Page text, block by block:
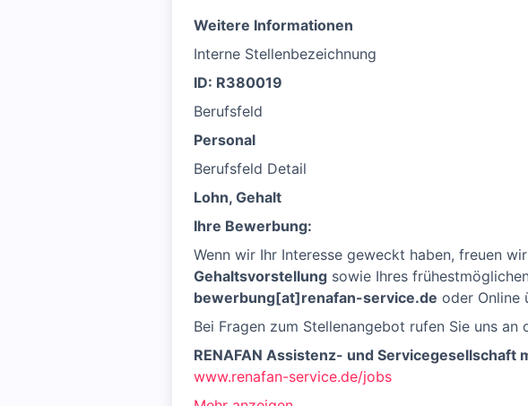
Weitere Informationen
Interne Stellenbezeichnung
ID: R380019
Berufsfeld
Personal
Berufsfeld Detail
Lohn, Gehalt
Ihre Bewerbung:
Wenn wir Ihr Interesse geweckt haben, freuen
Gehaltsvorstellung sowie Ihres
bewerbung[at]renafan-service.de oder Online
Bei Fragen zum Stellenangebot rufen Sie uns
RENAFAN Assistenz- und Servicegesellschaft
www.renafan-service.de/jobs